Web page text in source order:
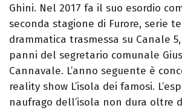
Ghini. Nel 2017 fa il suo esordio
seconda stagione di Furore, serie
drammatica trasmessa su Canale
panni del segretario comunale
Cannavale. L’anno seguente è
reality show L’isola dei famosi.
naufrago dell’isola non dura oltre